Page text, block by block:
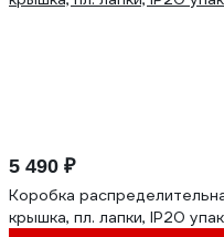
5 490 ₽
Коробка
крышка, пл. лапки, IP20